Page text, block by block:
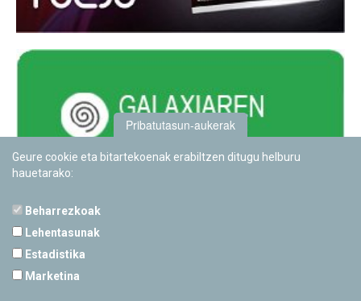
Pribatutasun-aukerak
Geure cookie eta bitartekoenak erabiltzen ditugu helburu
hauetarako:
Beharrezkoak
Lehentasunak
Estadistika
Marketina